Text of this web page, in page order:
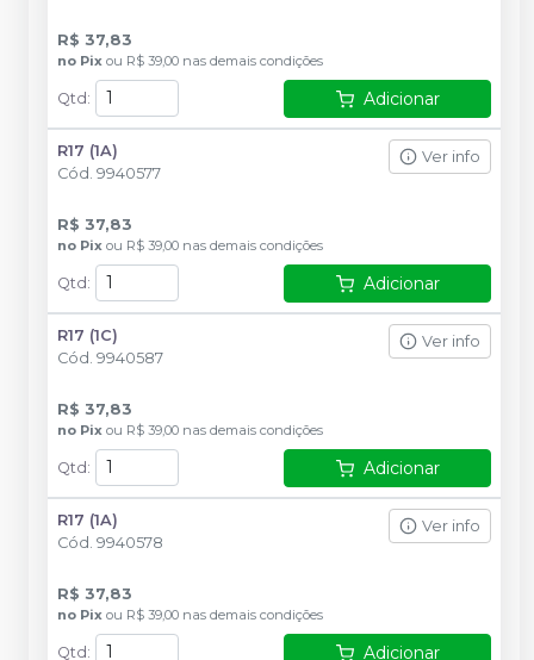
R$ 37,83
no Pix ou R$ 39,00 nas demais condições
Qtd : Adicionar
R17 (1A)
Cód. 9940577
Ver info
R$ 37,83
no Pix ou R$ 39,00 nas demais condições
Qtd : Adicionar
R17 (1C)
Cód. 9940587
Ver info
R$ 37,83
no Pix ou R$ 39,00 nas demais condições
Qtd : Adicionar
R17 (1A)
Cód. 9940578
Ver info
R$ 37,83
no Pix ou R$ 39,00 nas demais condições
Qtd : Adicionar